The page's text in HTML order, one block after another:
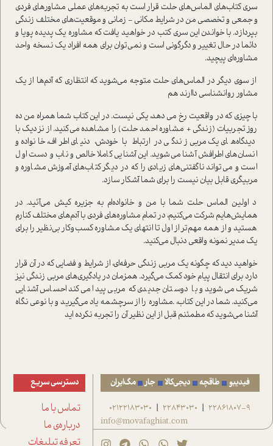
سري کتاب‌هاي الماس‌هاي حلت قرار است به تجربه­‌هاي عملي مشاور‌هاي فردي
و جمعي و تخصصي من در شرايط مکاني - زماني و موقعيت‌هاي مختلف زندگي
بپردازد. با خواندن اين سري کتب در خواهيد يافت که مشاوره يک پديده پويا و
دائما در حال تغيير و دگرگوني است و نمي‌توان براي همه افراد يک نسخه واحد
مشاوره‌اي پيچيد.
از سوي ديگر در الماس‌هاي حلت متوجه مي‌شويد که انتظاري که آدم‌ها از يک
مشاور روانشناسي داارند هم
با چيزي که در واقعيت رخ مي دهد، يکي نيست. در اين کتاب شما همراه من ده
روز تجربيات (زندگي + مشاوره احمد حلت) را مشاهده مي‌کنيد. از نزديک با
ديدگاه‌هاي يک مربي زندگي در ارتباط با خودش، دنياي اطراف، خانواده و
انسان‌هاي اطرافش آشنا مي‌شويد. اين آشنايي کاملا خالص و ناب و دست اول
است و مي‌تواند ناگفتني‌هاي زيادي را که در ديگر کتاب‌هاي آموزش مشاوره و
مربيگري قابل بيان نيست را براي شما آشکار سازد.
د اولين الماس حلت شما با من و خانواده‌ام به جزيره کيش مي‌آئيد. در
همايش‌هايم شرکت مي‌کنيم، در تمام مشاوره‌هاي فردي با آدم‌هاي مختلف کنارم
هستيد و از همه مهم‌تر از اول تا انتهاي يک مشاوره کسب‌وکار بي‌نظير را براي
يک مدير نمونه واقعي دنبال مي‌کنيد.
خواهيد ديد که چگونه يک مربي زندگي حرفه‌اي، از شرايط و فضايي که در آن قرار
دارد براي انتقال پيام خود کمک مي‌گيرد. همزمان در يادگيري‌هاي مربي زندگي نيز
شريک مي‌شويد و با دوستان جديدي که مربي پيدا مي‌کند احساس آشنايي
مي‌کنيد. شما در اين کتاب، .مشاوره را از سرچشمه ياد مي‌گيريد و با نوعي نگاه
آشنا مي‌شويد که مطمئنم قبل از اين نظير آن را تجربه نکرده ايد
فیدیبو طاقچه دیجی‌کالا جار مگ‌ایران
22861807-9
|
22843030
|
02122183030
info@movafaghiat.com
دسترسی سریع
تماس با ما
درباره‌ی ما
تعرفه تبلیغات